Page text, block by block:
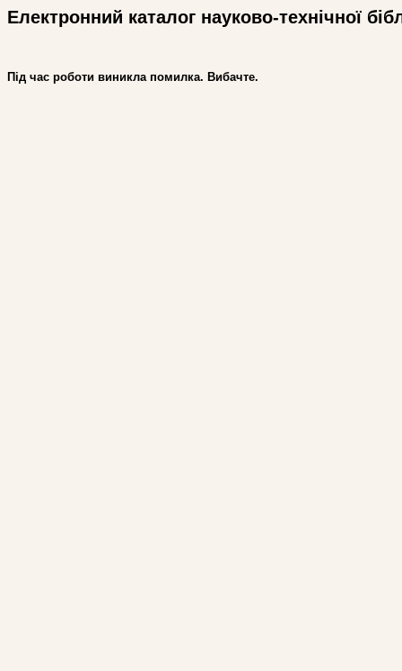
Електронний каталог науково-технічної
Під час роботи виникла помилка. Вибачте.